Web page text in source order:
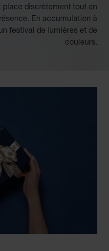
place discrètement tout en
En accumulation à
festival de lumières et de
couleurs.